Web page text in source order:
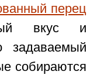
перец
вкус и
задаваемый
собираются